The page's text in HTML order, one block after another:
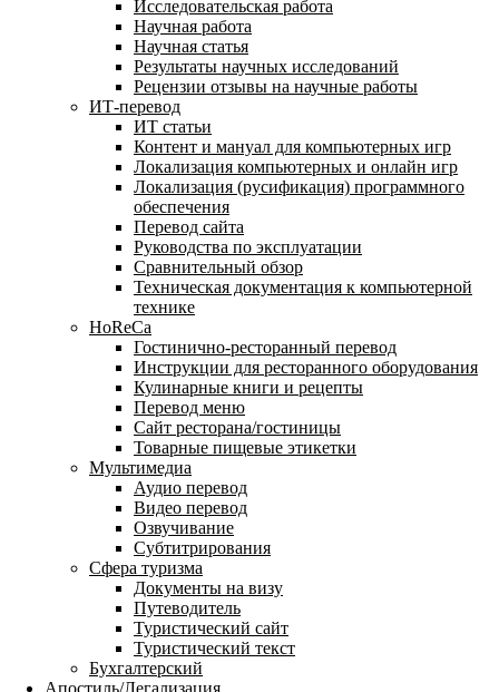
Исследовательская работа
Научная работа
Научная статья
Результаты научных исследований
Рецензии отзывы на научные работы
ИТ-перевод
ИТ статьи
Контент и мануал для компьютерных игр
Локализация компьютерных и онлайн игр
Локализация (русификация) программного
обеспечения
Перевод сайта
Руководства по эксплуатации
Сравнительный обзор
Техническая документация к компьютерной
технике
HoReCa
Гостинично-ресторанный перевод
Инструкции для ресторанного оборудования
Кулинарные книги и рецепты
Перевод меню
Сайт ресторана/гостиницы
Товарные пищевые этикетки
Мультимедиа
Аудио перевод
Видео перевод
Озвучивание
Субтитрирования
Сфера туризма
Документы на визу
Путеводитель
Туристический сайт
Туристический текст
Бухгалтерский
Апостиль/Легализация